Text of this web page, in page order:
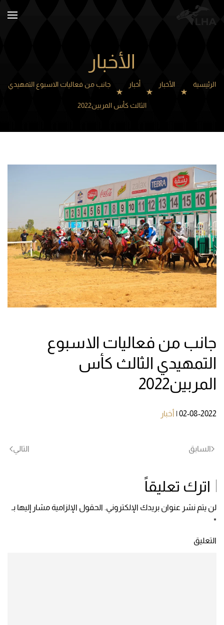
الأخبار
الرئيسية الأخبار أخبار جانب من فعاليات الاسبوع التمهيدي
الثالث كأس المربين2022
جانب من فعاليات الاسبوع
التمهيدي الثالث كأس
المربين2022
02-08-2022
| أخبار
السابق التالي
اترك تعليقاً
لن يتم نشر عنوان بريدك الإلكتروني. الحقول الإلزامية مشار إليها بـ
*
التعليق